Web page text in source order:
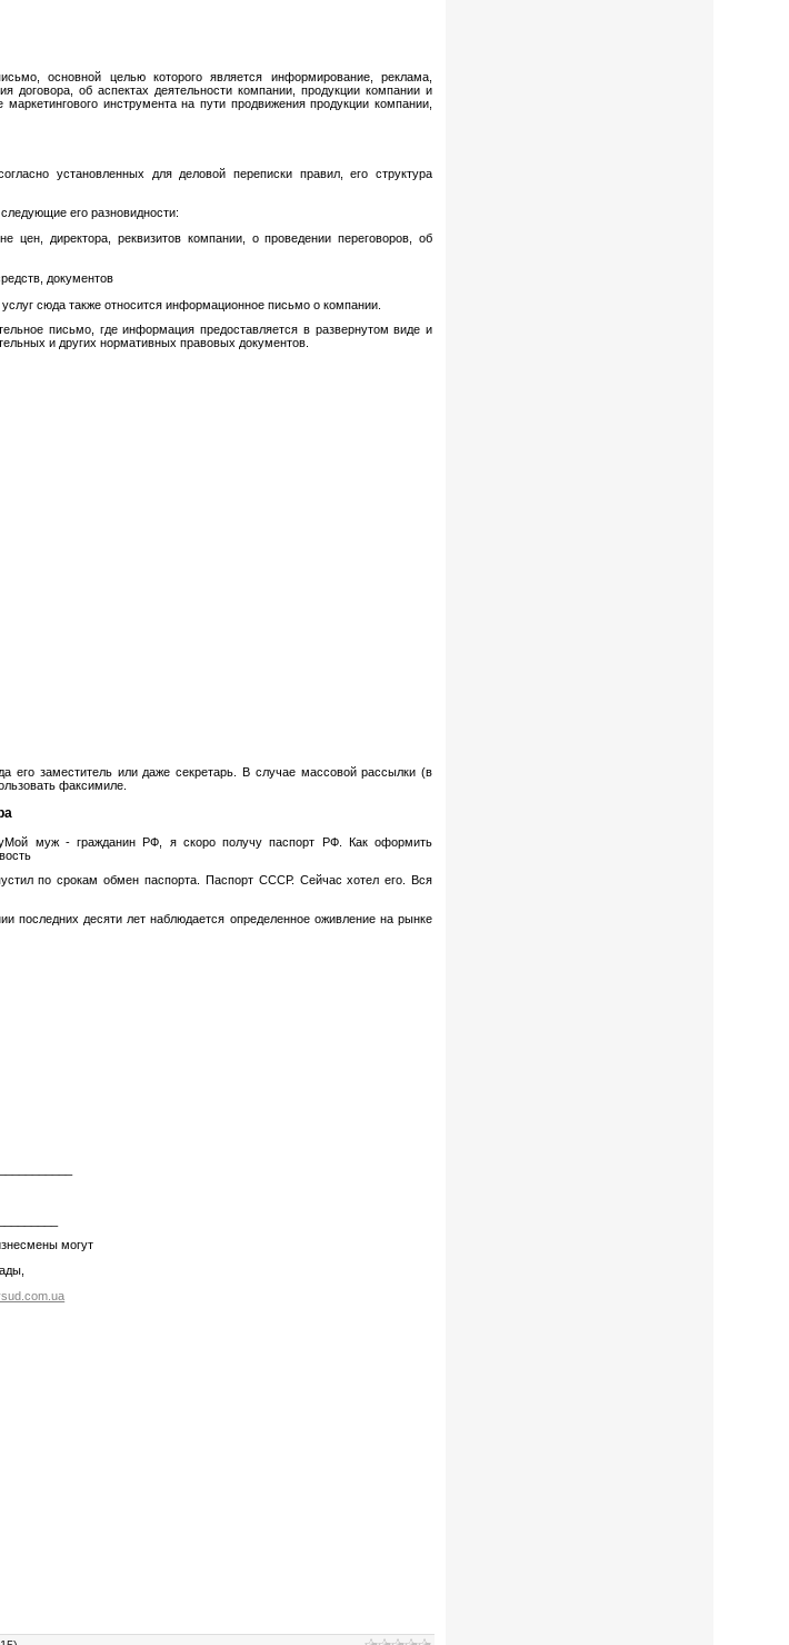
основной целью которого является информирование, реклама,
договора, об аспектах деятельности компании, продукции компании и
инструмента на пути продвижения продукции компании,
установленных для деловой переписки правил, его структура
его разновидности:
директора, реквизитов компании, о проведении переговоров, об
документов
сюда также относится информационное письмо о компании.
письмо, где информация предоставляется в развернутом виде и
и других нормативных правовых документов.
его заместитель или даже секретарь. В случае массовой рассылки (в
факсимиле.
муж - гражданин РФ, я скоро получу паспорт РФ. Как оформить
по срокам обмен паспорта. Паспорт СССР. Сейчас хотел его. Вся
десяти лет наблюдается определенное оживление на рынке
могут